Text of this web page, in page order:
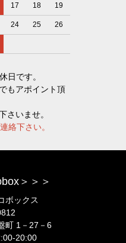
17 18 19
24 25 26
日です。
もアポイント頂
さいませ。
絡下さい。
＞＞＞
ボックス
町 1－27－6
20:00